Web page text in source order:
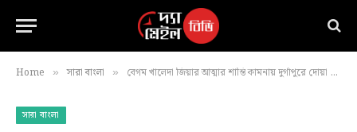
Home » সারা বাংলা » বেগম খালেদা জিয়ার আত্মার শান্তি কামনায় দুর্গাপুরে দোয়া মাহফিল
সারা বাংলা